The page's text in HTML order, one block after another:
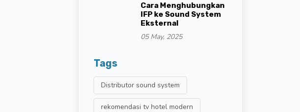
Cara Menghubungkan
IFP ke Sound System
Eksternal
05 May, 2025
Tags
Distributor sound system
rekomendasi tv hotel modern